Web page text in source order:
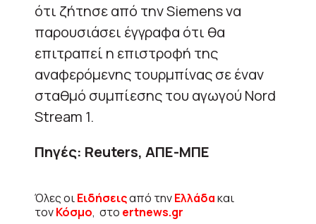
ότι ζήτησε από την Siemens να
παρουσιάσει έγγραφα ότι θα
επιτραπεί η επιστροφή της
αναφερόμενης τουρμπίνας σε έναν
σταθμό συμπίεσης του αγωγού Nord
Stream 1.
Πηγές: Reuters, AΠΕ-ΜΠΕ
Όλες οιΕιδήσειςαπό τηνΕλλάδακαι
τονΚόσμο, στο ertnews.gr